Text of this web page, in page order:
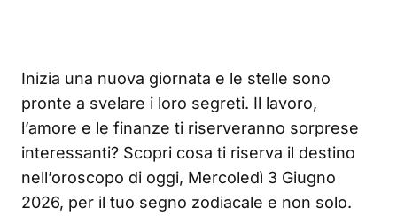
Inizia una nuova giornata e le stelle sono
pronte a svelare i loro segreti. Il lavoro,
l’amore e le finanze ti riserveranno sorprese
interessanti? Scopri cosa ti riserva il destino
nell’oroscopo di oggi, Mercoledì 3 Giugno
2026, per il tuo segno zodiacale e non solo.